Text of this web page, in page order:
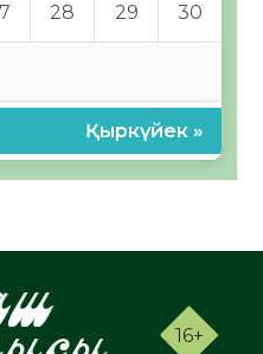
28 29 30
Қыркүйек »
16+